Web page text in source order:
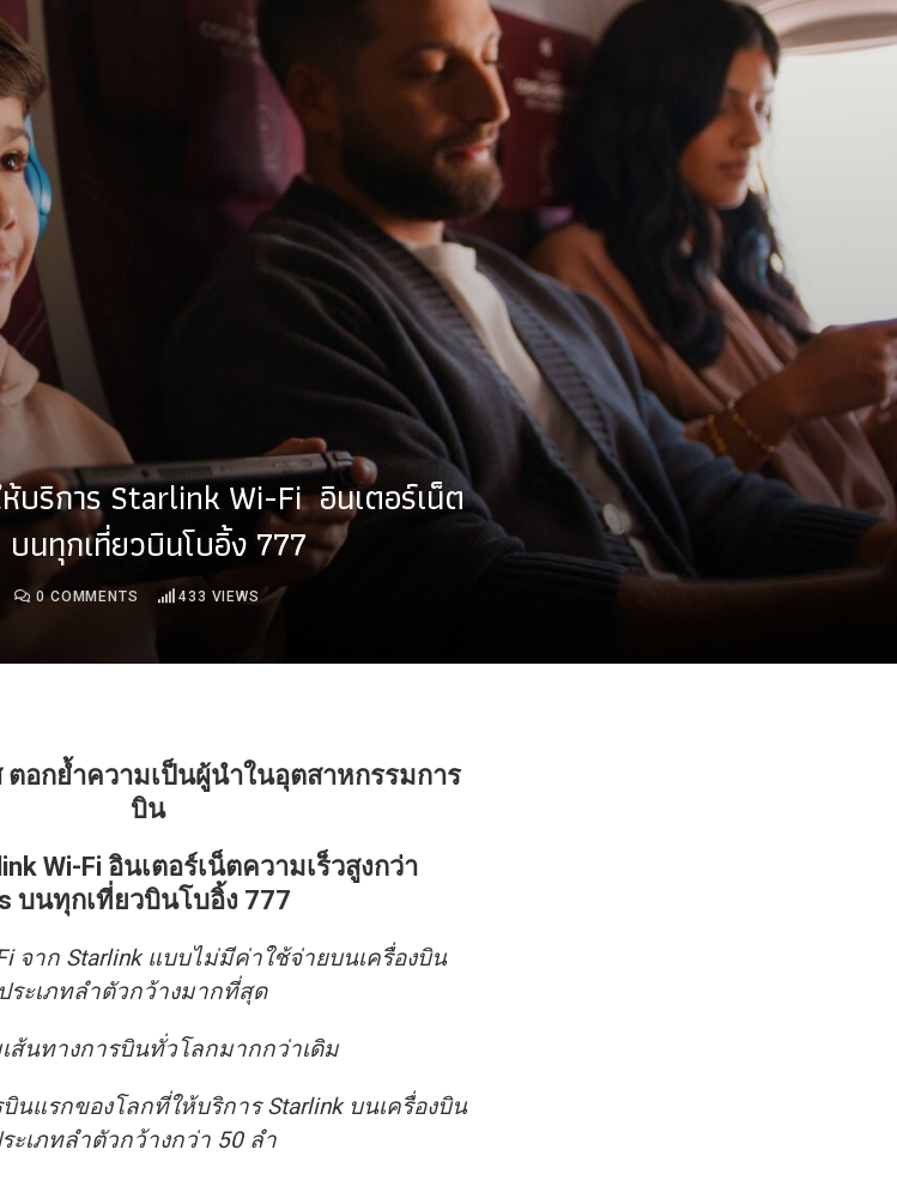
บริการ Starlink Wi-Fi อินเตอร์เน็ต
นทุกเที่ยวบินโบอิ้ง 777
0COMMENTS 433 VIEWS
ตอกย้ำความเป็นผู้นำในอุตสาหกรรมการ
บิน
Wi-Fi อินเตอร์เน็ตความเร็วสูงกว่า
บนทุกเที่ยวบินโบอิ้ง 777
จาก Starlink แบบไม่มีค่าใช้จ่ายบนเครื่องบิน
ระเภทลำตัวกว้างมากที่สุด
ส้นทางการบินทั่วโลกมากกว่าเดิม
บินแรกของโลกที่ให้บริการStarlink บนเครื่องบิน
ะเภทลำตัวกว้างกว่า 50 ลำ